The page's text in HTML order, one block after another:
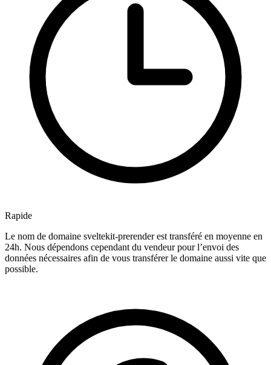
Rapide
Le nom de domaine sveltekit-prerender est transféré en moyenne en
24h. Nous dépendons cependant du vendeur pour l’envoi des
données nécessaires afin de vous transférer le domaine aussi vite que
possible.